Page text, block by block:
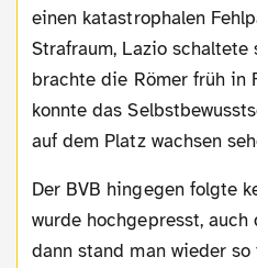
einen katastrophalen
Strafraum, Lazio
brachte die Römer früh in
konnte das
auf dem Platz wachsen
Der BVB hingegen folgte keiner klaren Linie. Mal
wurde hochgepresst,
dann stand man wieder